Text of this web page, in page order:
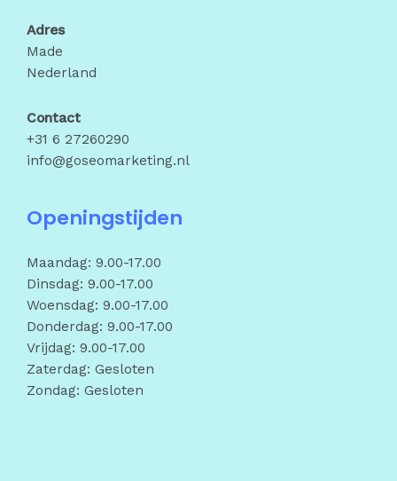
Adres
Made
Nederland
Contact
+31 6 27260290
info@goseomarketing.nl
Openingstijden
Maandag: 9.00-17.00
Dinsdag: 9.00-17.00
Woensdag: 9.00-17.00
Donderdag: 9.00-17.00
Vrijdag: 9.00-17.00
Zaterdag: Gesloten
Zondag: Gesloten